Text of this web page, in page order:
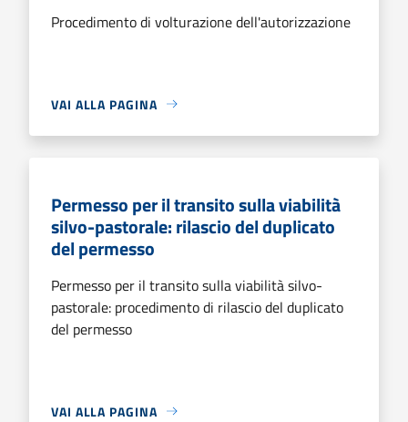
Procedimento di volturazione dell'autorizzazione
VAI ALLA PAGINA
Permesso per il transito sulla viabilità
silvo-pastorale: rilascio del duplicato
del permesso
Permesso per il transito sulla viabilità silvo-
pastorale: procedimento di rilascio del duplicato
del permesso
VAI ALLA PAGINA